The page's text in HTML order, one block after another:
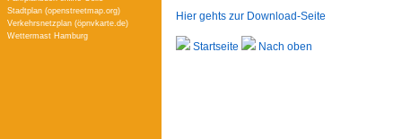
Stadtplan (openstreetmap.org)
Verkehrsnetzplan (öpnvkarte.de)
Wettermast Hamburg
Hier gehts zur Download-Seite
Startseite Nach oben